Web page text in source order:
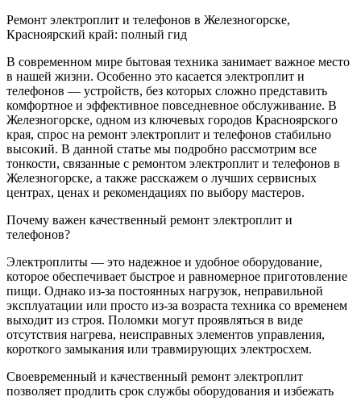
Ремонт электроплит и телефонов в Железногорске,
Красноярский край: полный гид
В современном мире бытовая техника занимает важное место
в нашей жизни. Особенно это касается электроплит и
телефонов — устройств, без которых сложно представить
комфортное и эффективное повседневное обслуживание. В
Железногорске, одном из ключевых городов Красноярского
края, спрос на ремонт электроплит и телефонов стабильно
высокий. В данной статье мы подробно рассмотрим все
тонкости, связанные с ремонтом электроплит и телефонов в
Железногорске, а также расскажем о лучших сервисных
центрах, ценах и рекомендациях по выбору мастеров.
Почему важен качественный ремонт электроплит и
телефонов?
Электроплиты — это надежное и удобное оборудование,
которое обеспечивает быстрое и равномерное приготовление
пищи. Однако из-за постоянных нагрузок, неправильной
эксплуатации или просто из-за возраста техника со временем
выходит из строя. Поломки могут проявляться в виде
отсутствия нагрева, неисправных элементов управления,
короткого замыкания или травмирующих электросхем.
Своевременный и качественный ремонт электроплит
позволяет продлить срок службы оборудования и избежать